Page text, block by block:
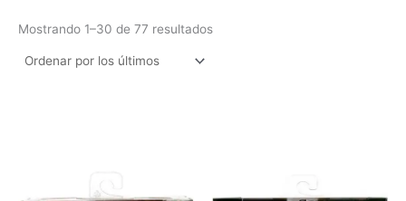
Mostrando 1–30 de 77 resultados